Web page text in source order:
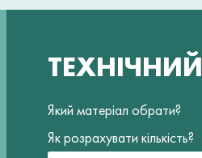
ТЕХНІЧНИЙ
Який матеріал обрати?
Як розрахувати кількість?